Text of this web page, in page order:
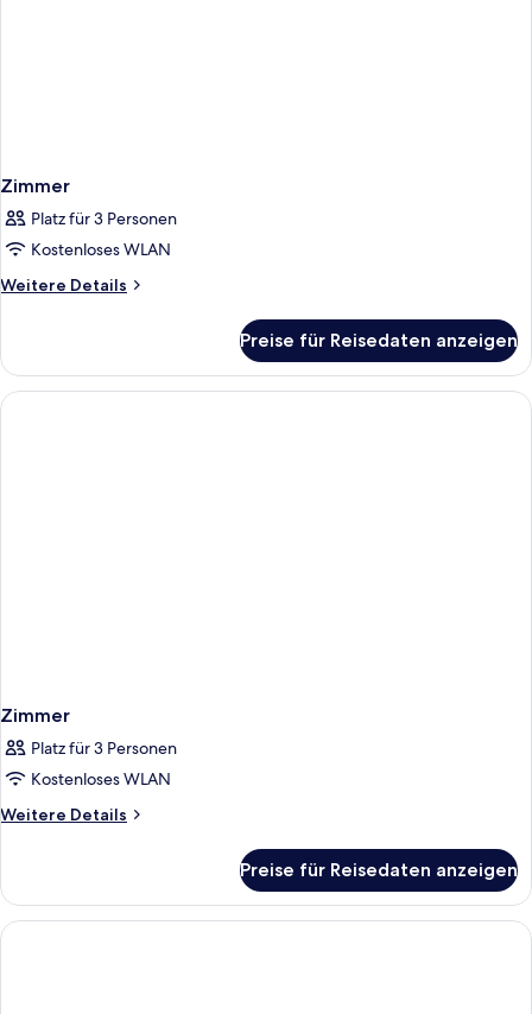
Zimmer
Platz für 3 Personen
Kostenloses WLAN
Weitere Details
Weitere
Preise für Reisedaten anzeigen
Zimmer
Platz für 3 Personen
Kostenloses WLAN
Weitere Details
Weitere
Preise für Reisedaten anzeigen